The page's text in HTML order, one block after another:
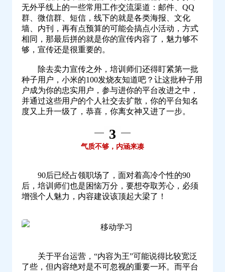
无外乎线上的一些常用工作交流渠道：邮件、QQ
群、微信群、短信，线下的就是各类海报、文化
墙、内刊，再有点预算的可能会搞点小活动，方式
相同，那最后拼的就是你的宣传内容了，魅力够不
够，宣传还是很重要的。
除去卖力宣传之外，培训师们还得盯紧第一批
种子用户，小米的100发烧友知道吧？让这批种子用
户成为你的忠实用户，参与进你的平台改进之中，
并通过这些用户的个人社交去扩散，你的平台知名
度又上升一级了，恭喜，你离女神又进了一步。
3
气质不够，内涵来凑
90后已经占领职场了，面对着高冷个性的90
后，培训师们也是困恼万分，要想夺取芳心，必须
增强个人魅力，内容建设该顶起大梁了！
关于平台运营，“内容为王”可能说得比较宽泛
了些，但内容绝对是不可忽视的重要一环。而平台